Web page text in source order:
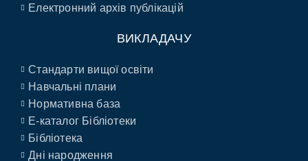
Електронний архів публікацій
ВИКЛАДАЧУ
Стандарти вищої освіти
Навчальні плани
Нормативна база
E-каталог Бібліотеки
Бібліотека
Дні народження